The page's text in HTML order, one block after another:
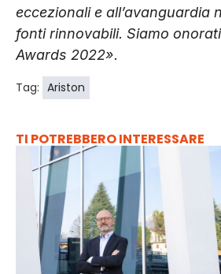
eccezionali e
fonti rinnovabili. Siamo
Awards 2022».
Tag: Ariston
TI POTREBBERO INTERESSARE